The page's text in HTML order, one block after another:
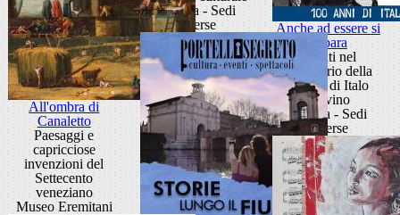
Padova - Sedi
diverse
Anche ad essere si
impara
Eventi nel
centenario della
nascita di Italo
Calvino
Padova - Sedi
diverse
All'ombra di
Canaletto
Paesaggi e
capricciose
invenzioni del
Settecento
veneziano
Museo Eremitani